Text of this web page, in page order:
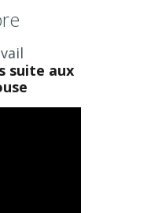
suite aux